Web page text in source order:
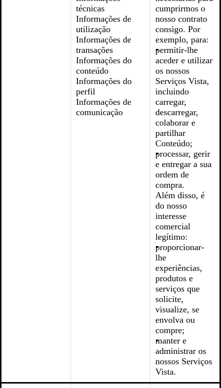
técnicas
Informações de
utilização
Informações de
transações
Informações do
conteúdo
Informações do
perfil
Informações de
comunicação
cumprirmos o
nosso contrato
consigo. Por
exemplo, para:
permitir-lhe
aceder e utilizar
os nossos
Serviços Vista,
incluindo
carregar,
descarregar,
colaborar e
partilhar
Conteúdo;
processar, gerir
e entregar a sua
ordem de
compra.
Além disso, é
do nosso
interesse
comercial
legítimo:
proporcionar-
lhe
experiências,
produtos e
serviços que
solicite,
visualize, se
envolva ou
compre;
manter e
administrar os
nossos Serviços
Vista.